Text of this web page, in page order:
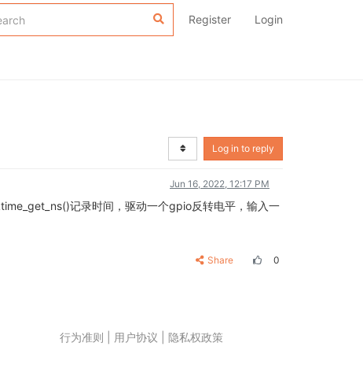
Register Login
Log in to reply
Jun 16, 2022, 12:17 PM
记录时间，驱动一个gpio反转电平，输入一
Share 0
行为准则 用户协议 隐私权政策